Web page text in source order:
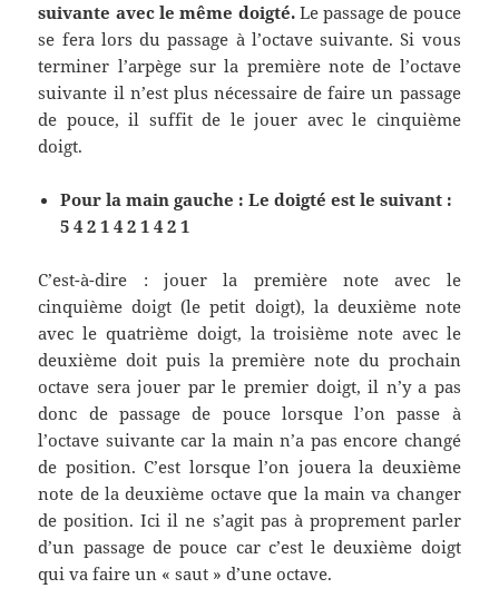
suivante avec le même doigté.Le passage de pouce
se fera lors du passage à l’octave suivante. Si vous
terminer l’arpège sur la première note de l’octave
suivante il n’est plus nécessaire de faire un passage
de pouce, il suffit de le jouer avec le cinquième
doigt.
Pour la main gauche : Le doigté est le suivant :
5 4 2 1 4 2 1 4 2 1
C’est-à-dire : jouer la première note avec le
cinquième doigt (le petit doigt), la deuxième note
avec le quatrième doigt, la troisième note avec le
deuxième doit puis la première note du prochain
octave sera jouer par le premier doigt, il n’y a pas
donc de passage de pouce lorsque l’on passe à
l’octave suivante car la main n’a pas encore changé
de position. C’est lorsque l’on jouera la deuxième
note de la deuxième octave que la main va changer
de position. Ici il ne s’agit pas à proprement parler
d’un passage de pouce car c’est le deuxième doigt
qui va faire un « saut » d’une octave.